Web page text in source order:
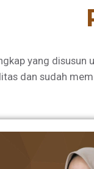
yang disusun
dan sudah